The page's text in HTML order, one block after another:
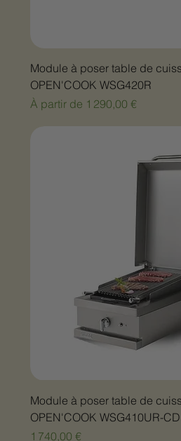
Module à poser table de
OPEN'COOK WSG420R
À partir de 1 290,00 €
Prix promotionnel
Module à poser table de
OPEN'COOK WSG410UR-CD
Prix
1 740,00 €